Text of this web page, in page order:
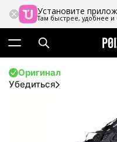
Установите
Там быстрее, удобнее
Оригинал
Убедиться